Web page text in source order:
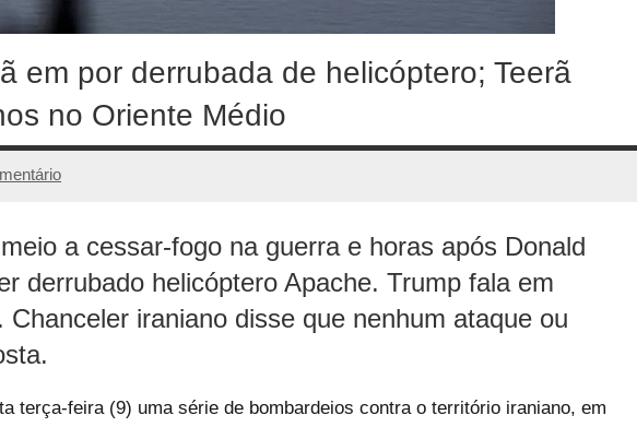
em por derrubada de helicóptero; Teerã
no Oriente Médio
a cessar-fogo na guerra e horas após Donald
derrubado helicóptero Apache. Trump fala em
Chanceler iraniano disse que nenhum ataque ou
terça-feira (9) uma série de bombardeios contra o território iraniano, em